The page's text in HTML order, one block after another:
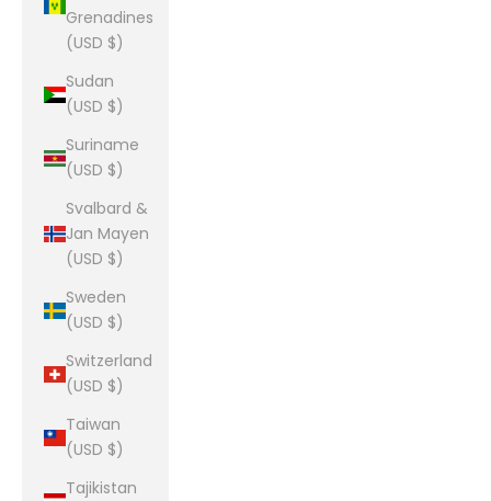
Grenadines
(USD $)
Sudan
(USD $)
Suriname
(USD $)
Svalbard &
Jan Mayen
(USD $)
Sweden
(USD $)
Switzerland
(USD $)
Taiwan
(USD $)
Tajikistan